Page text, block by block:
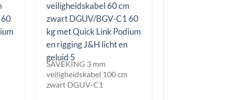
SAVEKING 3 mm
veiligheidskabel 100 cm
zwart DGUV-C1